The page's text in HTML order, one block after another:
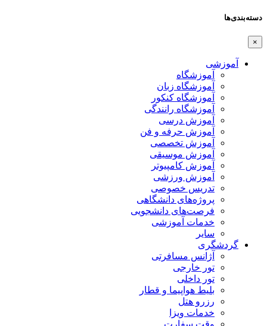
دسته‌بندی‌ها
×
آموزشی
آموزشگاه
آموزشگاه زبان
آموزشگاه کنکور
آموزشگاه رانندگی
آموزش درسی
آموزش حرفه و فن
آموزش تخصصی
آموزش موسیقی
آموزش کامپیوتر
آموزش ورزشی
تدریس خصوصی
پروژه‌های دانشگاهی
فرصت‌های دانشجویی
خدمات آموزشی
سایر
گردشگری
آژانس مسافرتی
تور خارجی
تور داخلی
بلیط هواپیما و قطار
رزرو هتل
خدمات ویزا